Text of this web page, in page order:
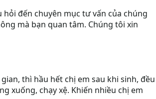
hỏi đến chuyên mục tư vấn của chúng
mà bạn quan tâm. Chúng tôi xin
thì hầu hết chị em sau khi sinh, đều
xuống, chạy xệ. Khiến nhiều chị em